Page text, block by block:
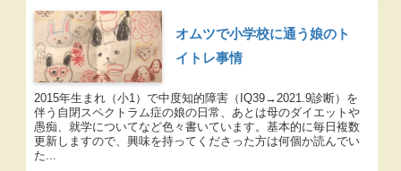
オムツで小学校に通う娘のト
イトレ事情
2015年生まれ（小1）で中度知的障害（IQ39→2021.9診断）を
伴う自閉スペクトラム症の娘の日常、あとは母のダイエットや
愚痴、就学についてなど色々書いています。基本的に毎日複数
更新しますので、興味を持ってくださった方は何個か読んでい
た...